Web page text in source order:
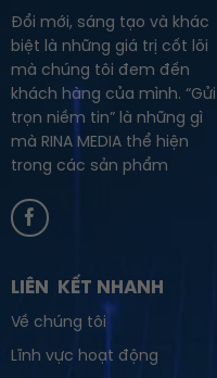
Đổi mới, sáng tạo và khác
biệt là những giá trị cốt lõi
mà chúng tôi đem đến
khách hàng của mình. “Gửi
trọn niềm tin” là những gì
mà RINA MEDIA thể hiện
trong các sản phẩm
LIÊN KẾT NHANH
Về chúng tôi
Lĩnh vực hoạt động